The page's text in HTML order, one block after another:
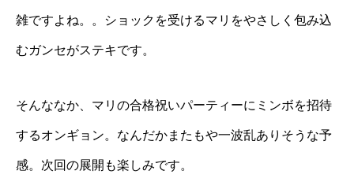
雑ですよね。。ショックを受けるマリをやさしく包み込
むガンセがステキです。
そんななか、マリの合格祝いパーティーにミンボを招待
するオンギョン。なんだかまたもや一波乱ありそうな予
感。次回の展開も楽しみです。